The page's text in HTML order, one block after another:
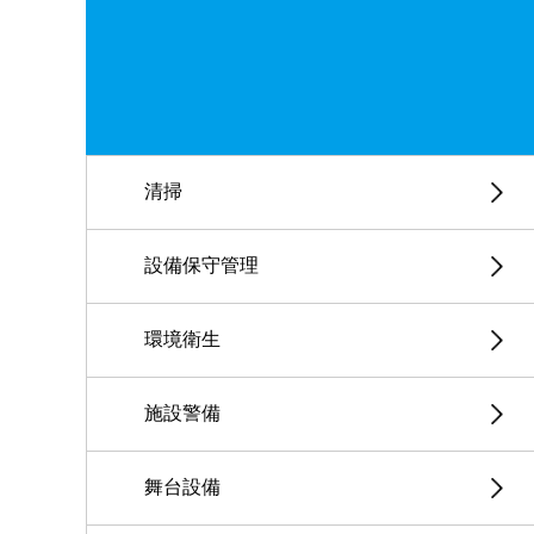
清掃
設備保守管理
環境衛生
施設警備
舞台設備